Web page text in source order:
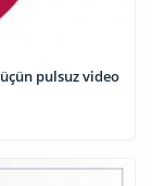
pulsuz video